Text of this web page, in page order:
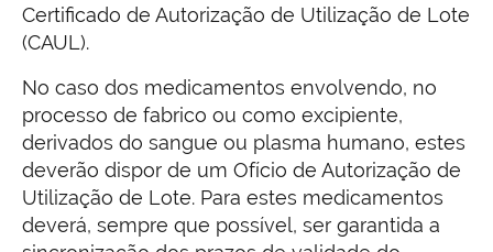
Certificado de Autorização de Utilização de Lote
(CAUL).
No caso dos medicamentos envolvendo, no
processo de fabrico ou como excipiente,
derivados do sangue ou plasma humano, estes
deverão dispor de um Ofício de Autorização de
Utilização de Lote. Para estes medicamentos
deverá, sempre que possível, ser garantida a